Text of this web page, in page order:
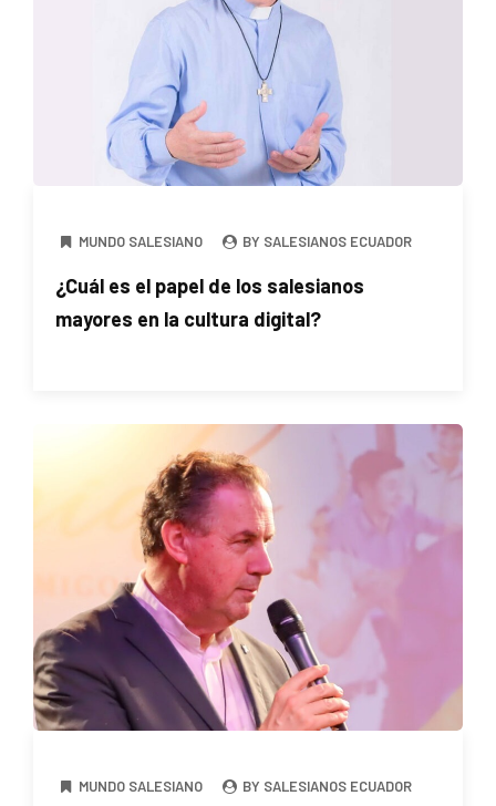
MUNDO SALESIANO BY SALESIANOS ECUADOR
¿Cuál es el papel de los salesianos
mayores en la cultura digital?
MUNDO SALESIANO BY SALESIANOS ECUADOR